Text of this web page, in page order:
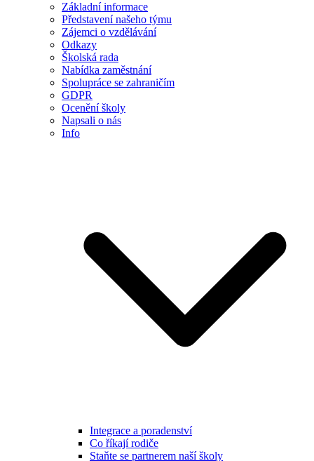
Základní informace
Představení našeho týmu
Zájemci o vzdělávání
Odkazy
Školská rada
Nabídka zaměstnání
Spolupráce se zahraničím
GDPR
Ocenění školy
Napsali o nás
Info
Integrace a poradenství
Co říkají rodiče
Staňte se partnerem naší školy